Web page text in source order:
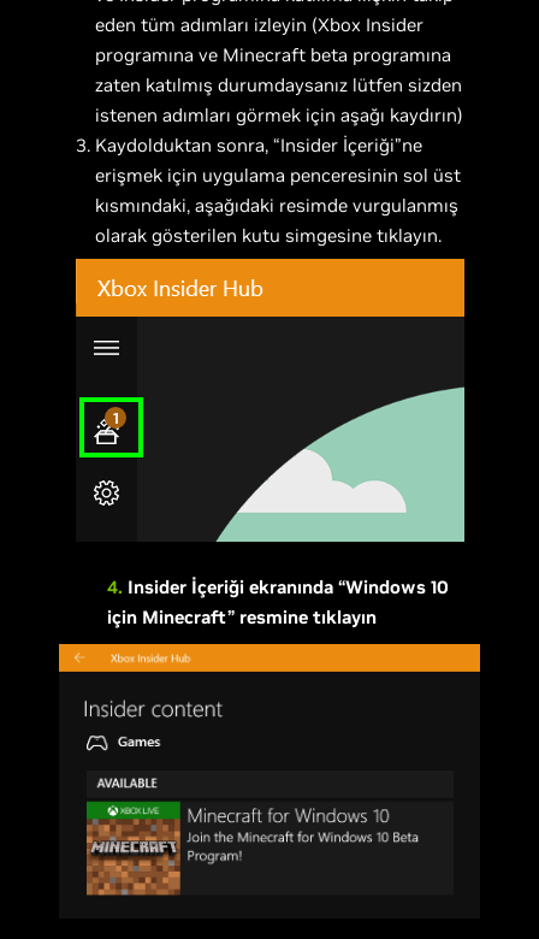
eden tüm adımları izleyin (Xbox Insider
programına ve Minecraft beta programına
zaten katılmış durumdaysanız lütfen sizden
istenen adımları görmek için aşağı kaydırın)
Kaydolduktan sonra, “Insider İçeriği”ne
erişmek için uygulama penceresinin sol üst
kısmındaki, aşağıdaki resimde vurgulanmış
olarak gösterilen kutu simgesine tıklayın.
4. Insider İçeriği ekranında “Windows 10
için Minecraft” resmine tıklayın